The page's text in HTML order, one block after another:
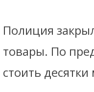
Полиция
товары. По
стоить